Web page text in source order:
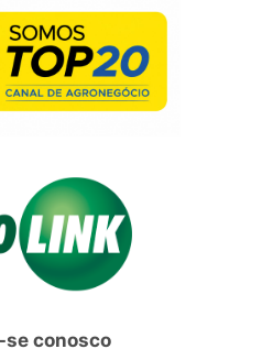
se conosco